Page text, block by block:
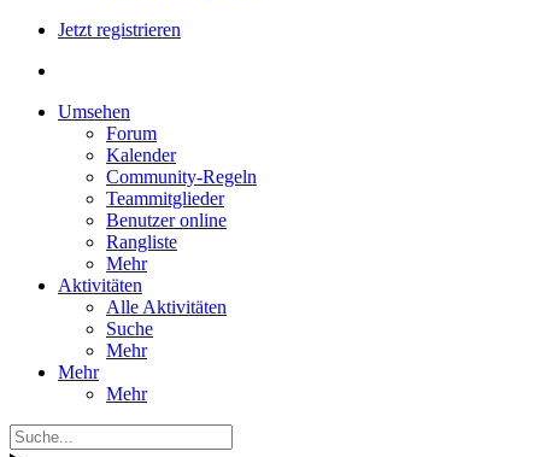
Jetzt registrieren
Umsehen
Forum
Kalender
Community-Regeln
Teammitglieder
Benutzer online
Rangliste
Mehr
Aktivitäten
Alle Aktivitäten
Suche
Mehr
Mehr
Mehr